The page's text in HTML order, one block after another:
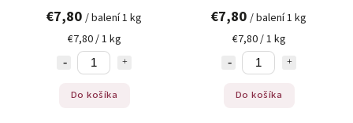
€7,80 / balení 1 kg
€7,80 / 1 kg
Do košíka
€7,80 / balení 1 kg
€7,80 / 1 kg
Do košíka